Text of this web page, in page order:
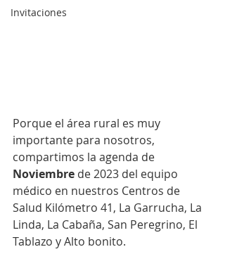
Invitaciones
Porque el área rural es muy
importante para nosotros,
compartimos la agenda de
Noviembre de 2023 del equipo
médico en nuestros Centros de
Salud Kilómetro 41, La Garrucha, La
Linda, La Cabaña, San Peregrino, El
Tablazo y Alto bonito.